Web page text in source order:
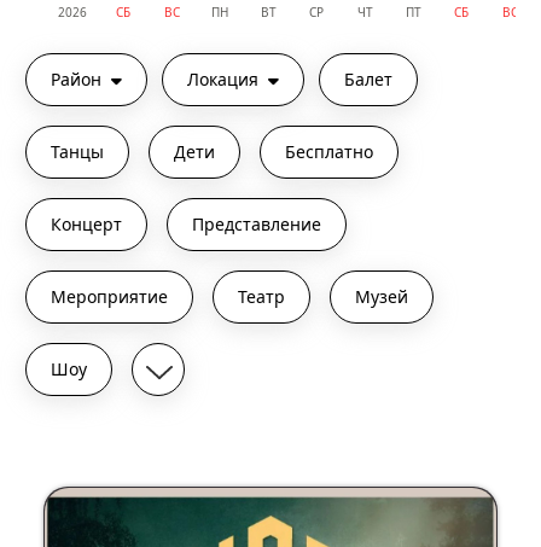
2026 СБ ВС ПН ВТ СР ЧТ ПТ СБ ВС
Район Локация Балет
Танцы Дети Бесплатно
Концерт Представление
Мероприятие Театр Музей
Шоу